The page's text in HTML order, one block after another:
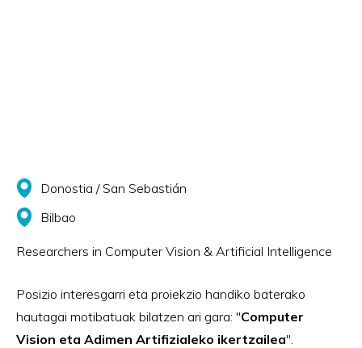
Donostia / San Sebastián
Bilbao
Researchers in Computer Vision & Artificial Intelligence
Posizio interesgarri eta proiekzio handiko baterako
hautagai motibatuak bilatzen ari gara: "Computer
Vision eta Adimen Artifizialeko ikertzailea".